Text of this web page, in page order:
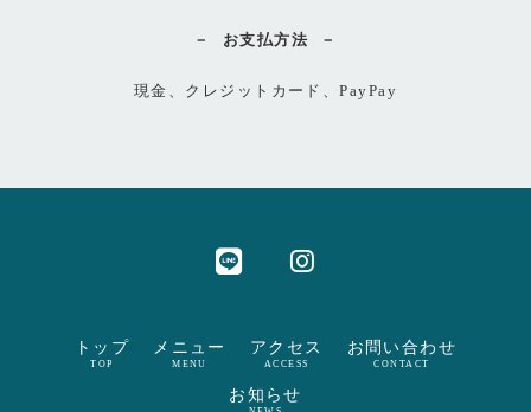
お支払方法
現金、クレジットカード、PayPay
トップ
TOP
メニュー
MENU
アクセス
ACCESS
お問い合わせ
CONTACT
お知らせ